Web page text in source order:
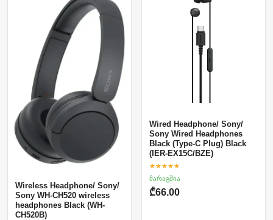
Wireless Headphone/ Sony/
Sony WH-CH520 wireless
headphones Black (WH-
CH520B)
Wired Headphone/ Sony/
Sony Wired Headphones
Black (Type-C Plug) Black
(IER-EX15C/BZE)
★★★★★
მარაგშია
₾66.00